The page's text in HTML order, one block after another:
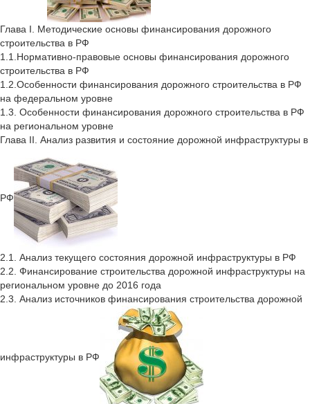
Глава I. Методические основы финансирования дорожного
строительства в РФ
1.1.Нормативно-правовые основы финансирования дорожного
строительства в РФ
1.2.Особенности финансирования дорожного строительства в РФ
на федеральном уровне
1.3. Особенности финансирования дорожного строительства в РФ
на региональном уровне
Глава II. Анализ развития и состояние дорожной инфраструктуры в
РФ
2.1. Анализ текущего состояния дорожной инфраструктуры в РФ
2.2. Финансирование строительства дорожной инфраструктуры на
региональном уровне до 2016 года
2.3. Анализ источников финансирования строительства дорожной
инфраструктуры в РФ